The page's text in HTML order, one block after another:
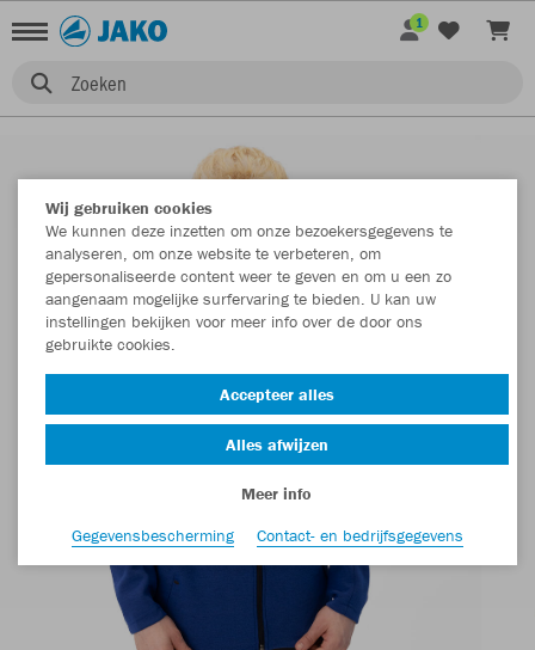
Zoeken
1
Wij gebruiken cookies
We kunnen deze inzetten om onze bezoekersgegevens te
analyseren, om onze website te verbeteren, om
gepersonaliseerde content weer te geven en om u een zo
aangenaam mogelijke surfervaring te bieden. U kan uw
instellingen bekijken voor meer info over de door ons
gebruikte cookies.
Accepteer alles
Alles afwijzen
Meer info
Gegevensbescherming
Contact- en bedrijfsgegevens